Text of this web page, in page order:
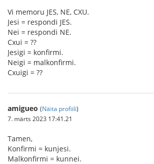
Vi memoru JES, NE, CXU.
Jesi = respondi JES.
Nei = respondi NE.
Cxui = ??
Jesigi = konfirmi.
Neigi = malkonfirmi.
Cxuigi = ??
amigueo (Näita profiili)
7. märts 2023 17:41.21
Tamen,
Konfirmi = kunjesi.
Malkonfirmi = kunnei.